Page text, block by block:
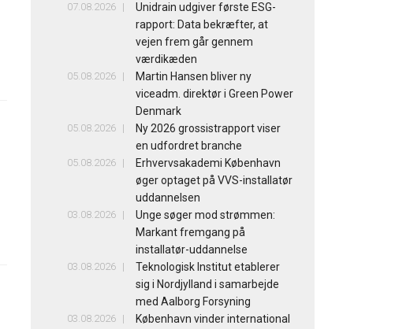
07.08.2026
Unidrain udgiver første ESG-
rapport: Data bekræfter, at
vejen frem går gennem
værdikæden
05.08.2026
Martin Hansen bliver ny
viceadm. direktør i Green Power
Denmark
05.08.2026
Ny 2026 grossistrapport viser
en udfordret branche
05.08.2026
Erhvervsakademi København
øger optaget på VVS-installatør
uddannelsen
03.08.2026
Unge søger mod strømmen:
Markant fremgang på
installatør-uddannelse
03.08.2026
Teknologisk Institut etablerer
sig i Nordjylland i samarbejde
med Aalborg Forsyning
03.08.2026
København vinder international